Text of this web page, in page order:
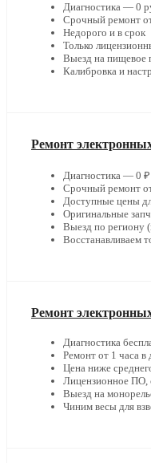
Диагностика — 0
Срочный ремонт
Недорого и в срок
Только
Выезд на пищевое
Калибровка и
Ремонт
Диагностика — 0 ₽
Срочный ремонт
Доступные цены
Оригинальные
Выезд по региону
Восстанавливаем
Ремонт
Диагностика
Ремонт от 1 часа
Цена ниже
Лицензионное ПО,
Выезд на
Чиним весы для